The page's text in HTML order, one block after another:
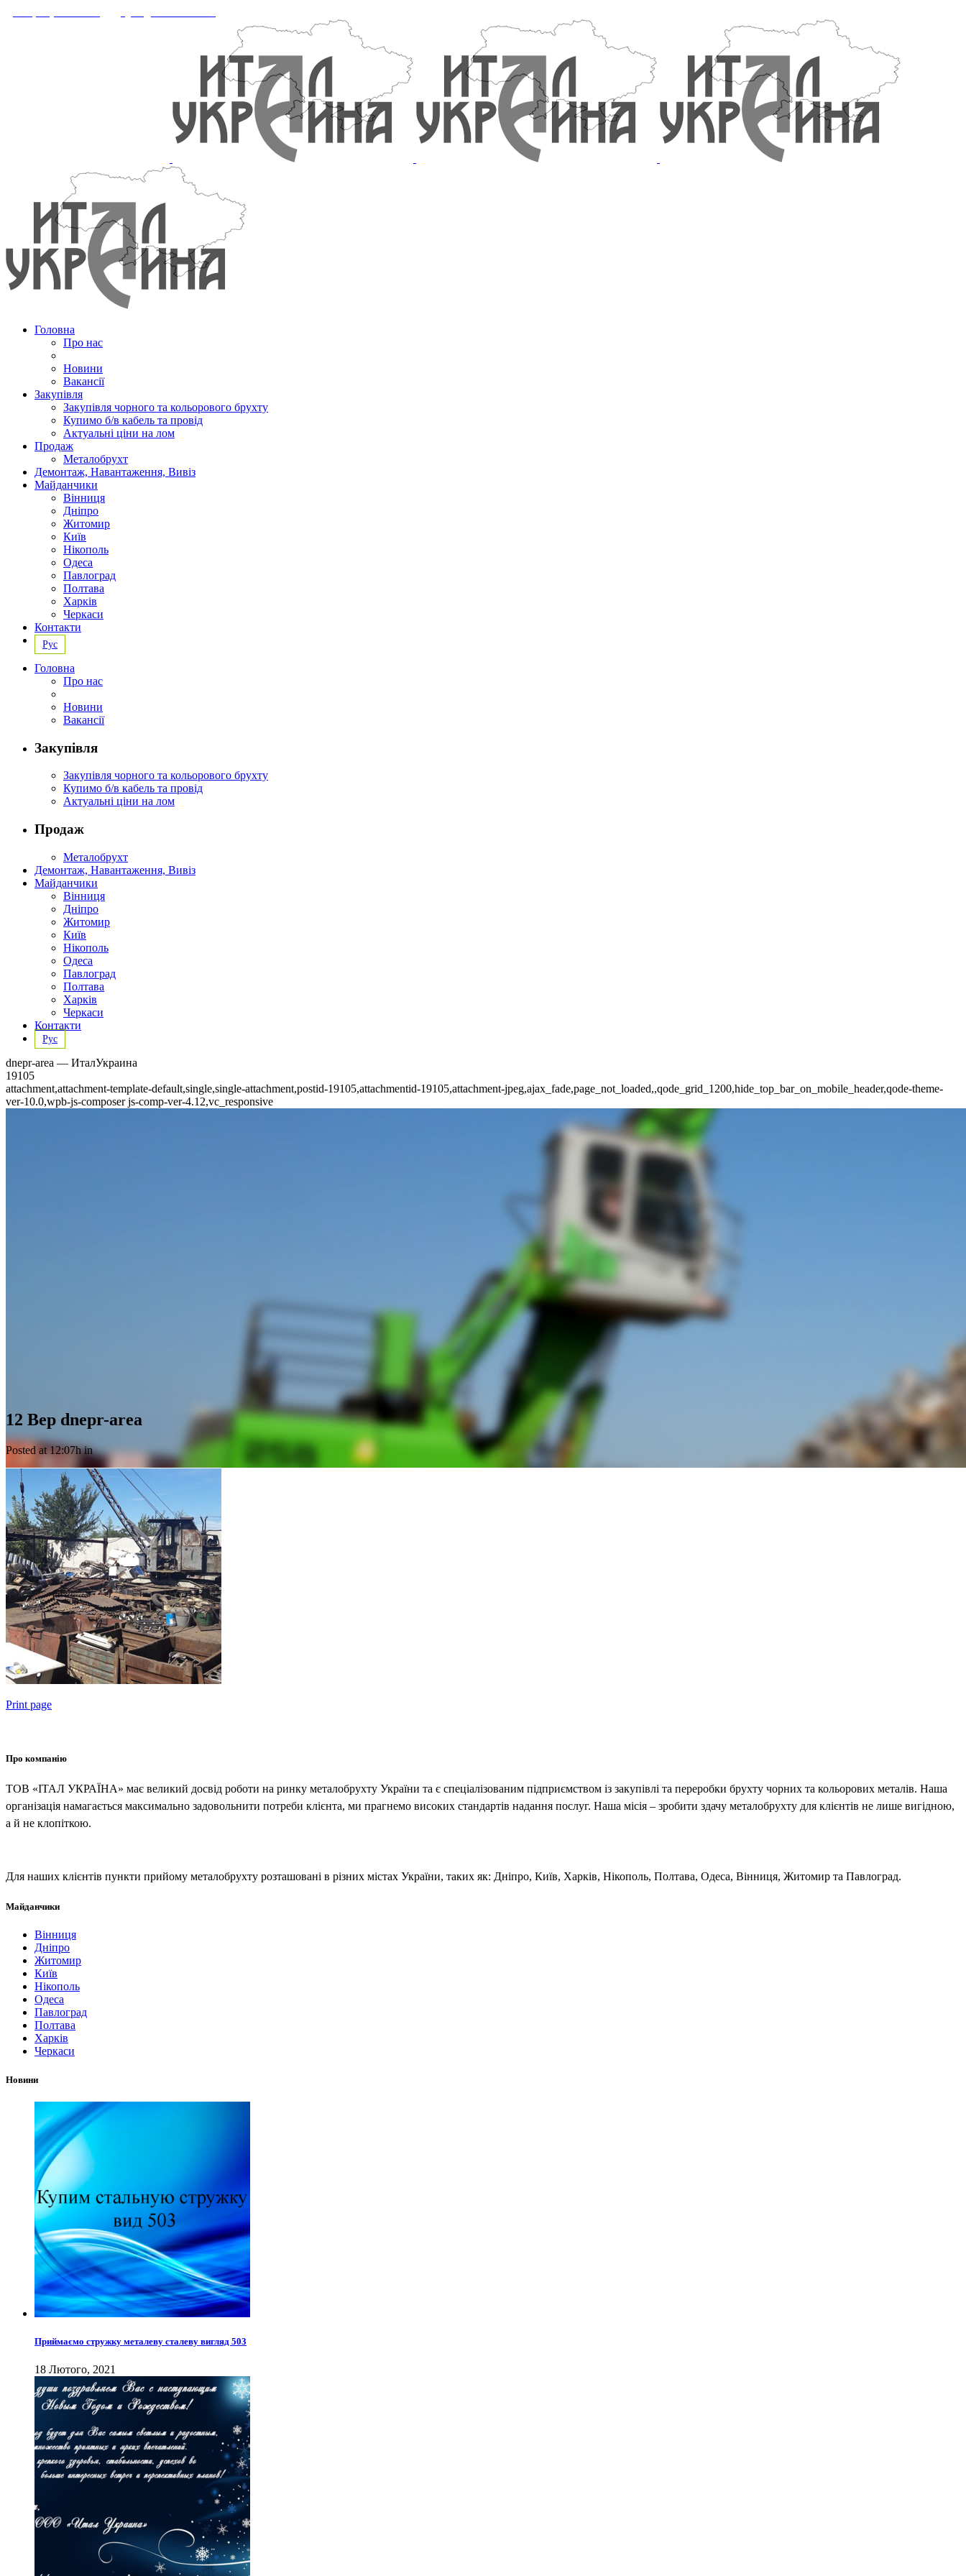
Головна
Про нас
Новини
Вакансії
Закупівля
Закупівля чорного та кольорового брухту
Купимо б/в кабель та провід
Актуальні ціни на лом
Продаж
Металобрухт
Демонтаж, Навантаження, Вивіз
Майданчики
Вінниця
Дніпро
Житомир
Київ
Нікополь
Одеса
Павлоград
Полтава
Харків
Черкаси
Контакти
Рус
Головна
Про нас
Новини
Вакансії
Закупівля
Закупівля чорного та кольорового брухту
Купимо б/в кабель та провід
Актуальні ціни на лом
Продаж
Металобрухт
Демонтаж, Навантаження, Вивіз
Майданчики
Вінниця
Дніпро
Житомир
Київ
Нікополь
Одеса
Павлоград
Полтава
Харків
Черкаси
Контакти
Рус
dnepr-area — ИталУкраина
19105
attachment,attachment-template-default,single,single-attachment,postid-19105,attachmentid-19105,attachment-jpeg,ajax_fade,page_not_loaded,,qode_grid_1200,hide_top_bar_on_mobile_header,qode-theme-
ver-10.0,wpb-js-composer js-comp-ver-4.12,vc_responsive
dnepr-area
12 Вер dnepr-area
Posted at 12:07hin
Print page
Про компанію
ТОВ «ІТАЛ УКРАЇНА» має великий досвід роботи на ринку металобрухту України та є спеціалізованим підприємством із закупівлі та переробки брухту чорних та кольорових металів. Наша
організація намагається максимально задовольнити потреби клієнта, ми прагнемо високих стандартів надання послуг. Наша місія – зробити здачу металобрухту для клієнтів не лише вигідною,
а й не клопіткою.
Для наших клієнтів пункти прийому металобрухту розташовані в різних містах України, таких як: Дніпро, Київ, Харків, Нікополь, Полтава, Одеса, Вінниця, Житомир та Павлоград.
Майданчики
Вінниця
Дніпро
Житомир
Київ
Нікополь
Одеса
Павлоград
Полтава
Харків
Черкаси
Новини
Приймаємо стружку металеву сталеву вигляд 503
18 Лютого, 2021